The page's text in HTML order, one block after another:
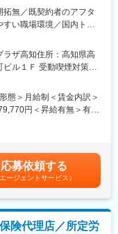
社員も早期に馴染めるよ
」をアサインします。
分かれています。
価」は短期業績賞与、
す。
となります。
拓無／既契約者のアフタ
い職場環境／国内トッ
（既契約者）・新たに当
客様への各種対応・確
（保険金・給付金のお支
案内 等）
し、以下の領域におけ
務および事務の指導・
ただく可能性がありま
保険手続に伴う営業職
全般。営業職員の採用等
ラザ高知住所：高知県高
ル１Ｆ 受動喫煙対策：
態＞月給制＜賃金内訳＞
円＜昇給有無＞有＜
て変動※将来的なステッ
能賃金はあくまでも目
能性があります。月給
応募依頼する
エージェントサービス）
険代理店／所定労